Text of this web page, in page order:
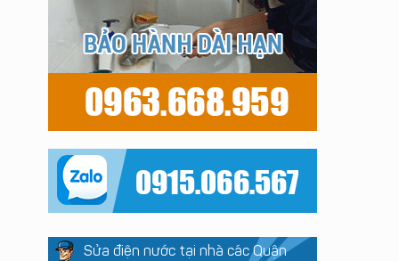
Sửa điện nước tại nhà các Quận